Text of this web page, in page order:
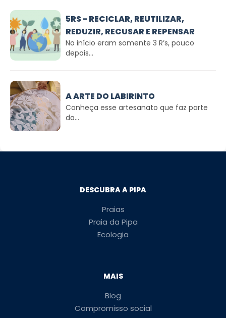
5RS - RECICLAR, REUTILIZAR,
REDUZIR, RECUSAR E REPENSAR
No início eram somente 3 R’s, pouco
depois...
A ARTE DO LABIRINTO
Conheça esse artesanato que faz parte
da...
DESCUBRA A PIPA
Praias
Praia da Pipa
Ecologia
MAIS
Blog
Compromisso social